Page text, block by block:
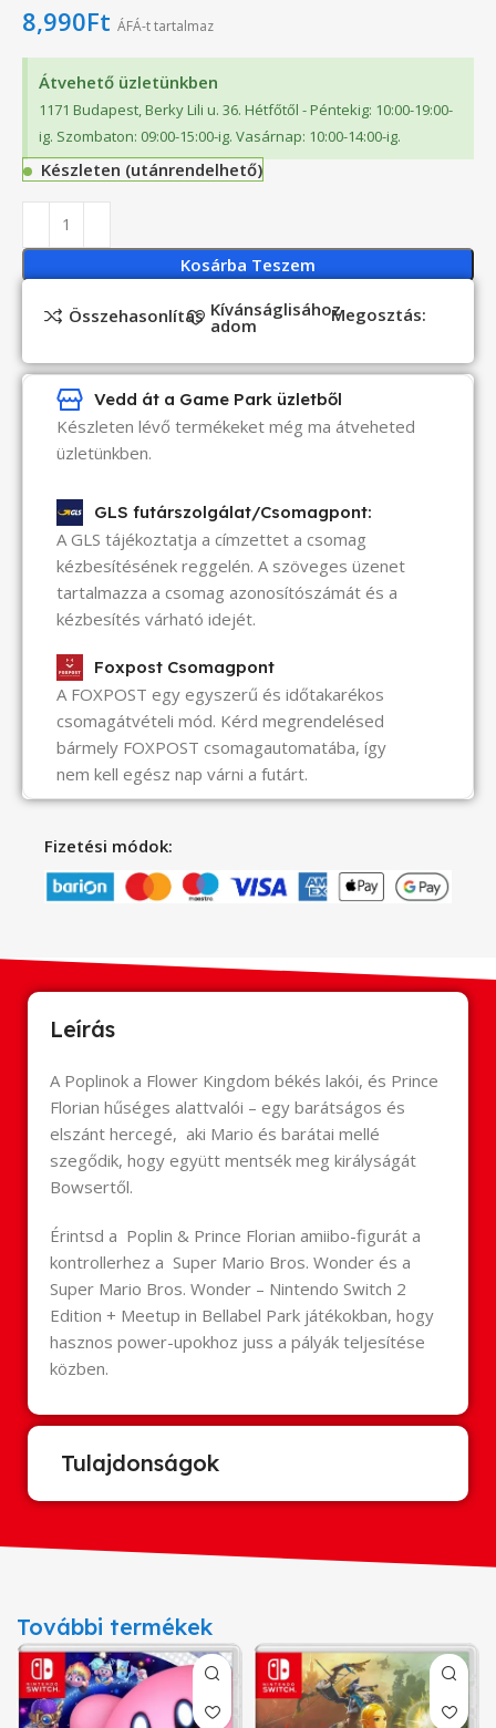
8,990Ft ÁFÁ-t tartalmaz
Átvehető üzletünkben
1171 Budapest, Berky Lili u. 36. Hétfőtől - Péntekig: 10:00-19:00-
ig. Szombaton: 09:00-15:00-ig. Vasárnap: 10:00-14:00-ig.
Készleten (utánrendelhető)
Kosárba Teszem
Összehasonlítás Kívánságlisához
adom Megosztás:
Vedd át a Game Park üzletből
Készleten lévő termékeket még ma átveheted
üzletünkben.
GLS futárszolgálat/Csomagpont:
A GLS tájékoztatja a címzettet a csomag
kézbesítésének reggelén. A szöveges üzenet
tartalmazza a csomag azonosítószámát és a
kézbesítés várható idejét.
Foxpost Csomagpont
A FOXPOST egy egyszerű és időtakarékos
csomagátvételi mód. Kérd megrendelésed
bármely FOXPOST csomagautomatába, így
nem kell egész nap várni a futárt.
Fizetési módok:
Leírás
A Poplinok a Flower Kingdom békés lakói, és Prince
Florian hűséges alattvalói – egy barátságos és
elszánt hercegé, aki Mario és barátai mellé
szegődik, hogy együtt mentsék meg királyságát
Bowsertől.
Érintsd a Poplin & Prince Florian amiibo-figurát a
kontrollerhez a Super Mario Bros. Wonder és a
Super Mario Bros. Wonder – Nintendo Switch 2
Edition + Meetup in Bellabel Park játékokban, hogy
hasznos power-upokhoz juss a pályák teljesítése
közben.
Tulajdonságok
További termékek